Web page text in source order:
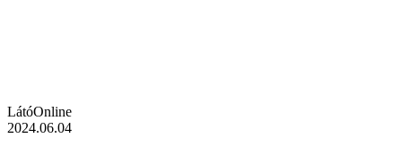
LátóOnline
2024.06.04